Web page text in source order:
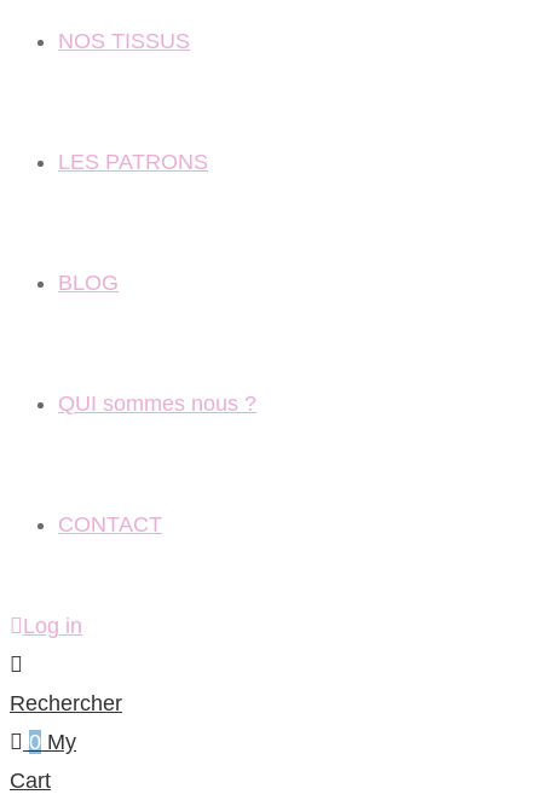
NOS TISSUS
LES PATRONS
BLOG
QUI sommes nous ?
CONTACT
Log in
Rechercher
0 My
Cart